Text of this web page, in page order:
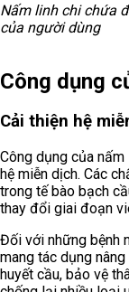
Nấm linh chi chứa
của người dùng
Công dụng
Cải thiện hệ
Công dụng của
hệ miễn dịch. Các
trong tế bào bạch
thay đổi giai đoạn
Đối với những bệnh
mang tác dụng
huyết cầu, bảo vệ